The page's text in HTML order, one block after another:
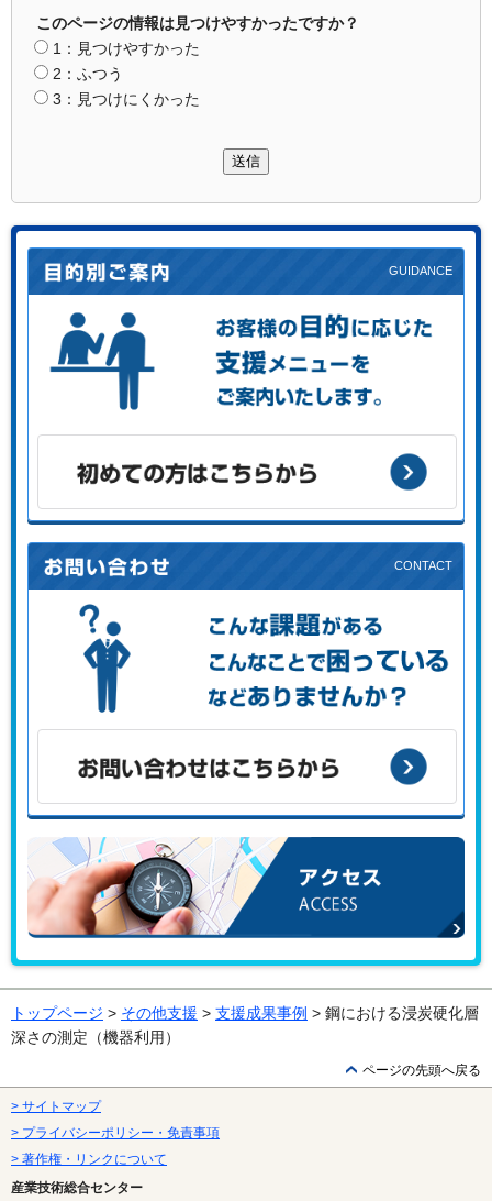
このページの情報は見つけやすかったですか？
1：見つけやすかった
2：ふつう
3：見つけにくかった
送信
お客様の目的に応じた支援メニューをご案内します。
初めての方はこちらから
こんな課題がある、こんなことで困っている、などありませ
お問い合わせはこちらから
トップページ > その他支援 > 支援成果事例 > 鋼における浸炭硬化層
深さの測定（機器利用）
ページの先頭へ戻る
> サイトマップ
> プライバシーポリシー・免責事項
> 著作権・リンクについて
産業技術総合センター